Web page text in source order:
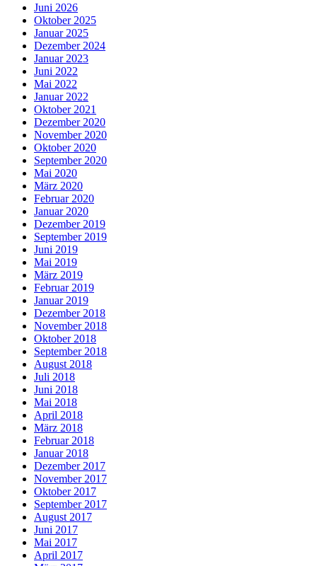
Juni 2026
Oktober 2025
Januar 2025
Dezember 2024
Januar 2023
Juni 2022
Mai 2022
Januar 2022
Oktober 2021
Dezember 2020
November 2020
Oktober 2020
September 2020
Mai 2020
März 2020
Februar 2020
Januar 2020
Dezember 2019
September 2019
Juni 2019
Mai 2019
März 2019
Februar 2019
Januar 2019
Dezember 2018
November 2018
Oktober 2018
September 2018
August 2018
Juli 2018
Juni 2018
Mai 2018
April 2018
März 2018
Februar 2018
Januar 2018
Dezember 2017
November 2017
Oktober 2017
September 2017
August 2017
Juni 2017
Mai 2017
April 2017